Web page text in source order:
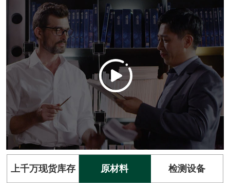
上千万现货库存 原材料 检测设备